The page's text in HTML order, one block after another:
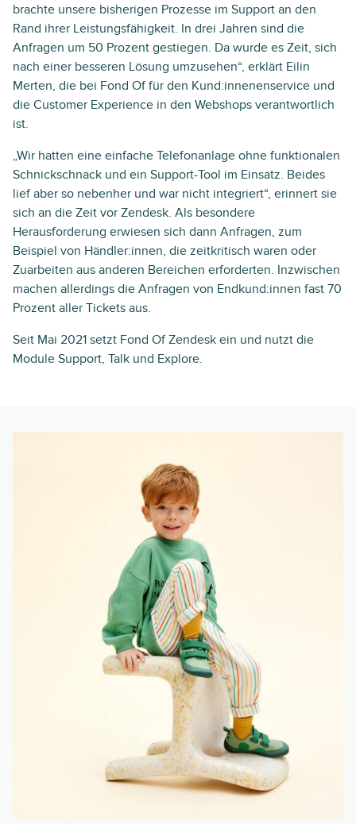
brachte unsere bisherigen Prozesse im Support an den
Rand ihrer Leistungsfähigkeit. In drei Jahren sind die
Anfragen um 50 Prozent gestiegen. Da wurde es Zeit, sich
nach einer besseren Lösung umzusehen“, erklärt Eilin
Merten, die bei Fond Of für den Kund:innenenservice und
die Customer Experience in den Webshops verantwortlich
ist.
„Wir hatten eine einfache Telefonanlage ohne funktionalen
Schnickschnack und ein Support-Tool im Einsatz. Beides
lief aber so nebenher und war nicht integriert“, erinnert sie
sich an die Zeit vor Zendesk. Als besondere
Herausforderung erwiesen sich dann Anfragen, zum
Beispiel von Händler:innen, die zeitkritisch waren oder
Zuarbeiten aus anderen Bereichen erforderten. Inzwischen
machen allerdings die Anfragen von Endkund:innen fast 70
Prozent aller Tickets aus.
Seit Mai 2021 setzt Fond Of Zendesk ein und nutzt die
Module Support, Talk und Explore.